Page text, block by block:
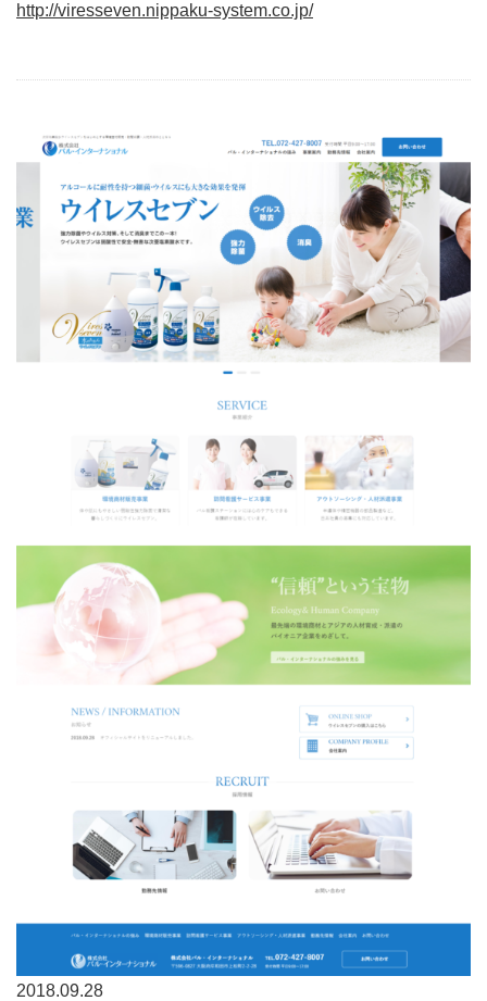
http://viresseven.nippaku-system.co.jp/
2018.09.28